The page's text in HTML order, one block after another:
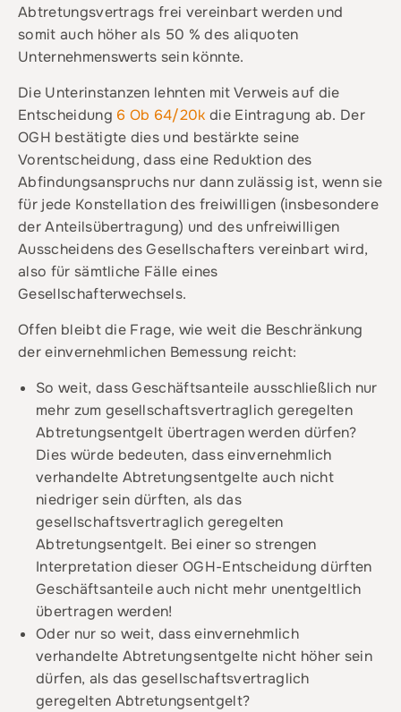
Abtretungsvertrags frei vereinbart werden und
somit auch höher als 50 % des aliquoten
Unternehmenswerts sein könnte.
Die Unterinstanzen lehnten mit Verweis auf die
Entscheidung 6 Ob 64/20k die Eintragung ab. Der
OGH bestätigte dies und bestärkte seine
Vorentscheidung, dass eine Reduktion des
Abfindungsanspruchs nur dann zulässig ist, wenn sie
für jede Konstellation des freiwilligen (insbesondere
der Anteilsübertragung) und des unfreiwilligen
Ausscheidens des Gesellschafters vereinbart wird,
also für sämtliche Fälle eines
Gesellschafterwechsels.
Offen bleibt die Frage, wie weit die Beschränkung
der einvernehmlichen Bemessung reicht:
So weit, dass Geschäftsanteile ausschließlich nur
mehr zum gesellschaftsvertraglich geregelten
Abtretungsentgelt übertragen werden dürfen?
Dies würde bedeuten, dass einvernehmlich
verhandelte Abtretungsentgelte auch nicht
niedriger sein dürften, als das
gesellschaftsvertraglich geregelten
Abtretungsentgelt. Bei einer so strengen
Interpretation dieser OGH-Entscheidung dürften
Geschäftsanteile auch nicht mehr unentgeltlich
übertragen werden!
Oder nur so weit, dass einvernehmlich
verhandelte Abtretungsentgelte nicht höher sein
dürfen, als das gesellschaftsvertraglich
geregelten Abtretungsentgelt?